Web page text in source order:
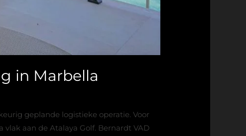
in Marbella
geplande logistieke operatie. Voor
aan de Atalaya Golf. Bernardt VAD